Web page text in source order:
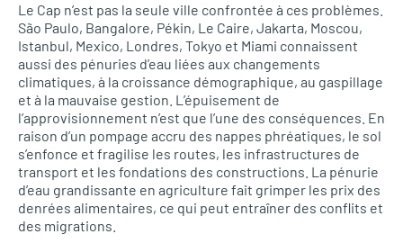
Le Cap n’est pas la seule ville confrontée à ces problèmes.
São Paulo, Bangalore, Pékin, Le Caire, Jakarta, Moscou,
Istanbul, Mexico, Londres, Tokyo et Miami connaissent
aussi des pénuries d’eau liées aux changements
climatiques, à la croissance démographique, au gaspillage
et à la mauvaise gestion. L’épuisement de
l’approvisionnement n’est que l’une des conséquences. En
raison d’un pompage accru des nappes phréatiques, le sol
s’enfonce et fragilise les routes, les infrastructures de
transport et les fondations des constructions. La pénurie
d’eau grandissante en agriculture fait grimper les prix des
denrées alimentaires, ce qui peut entraîner des conflits et
des migrations.